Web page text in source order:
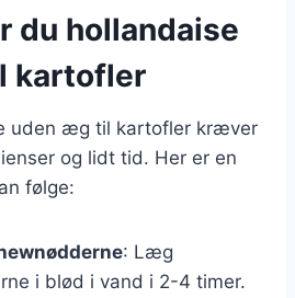
du hollandaise
kartofler
uden æg til kartofler kræver
og lidt tid. Her er en
følge:
: Læg
i blød i vand i 2-4 timer.